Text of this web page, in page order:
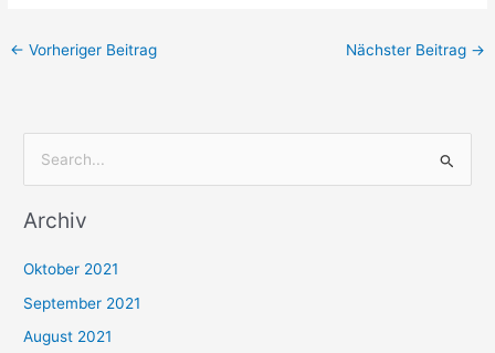
← Vorheriger Beitrag Nächster Beitrag →
c
n
n
Archiv
Oktober 2021
September 2021
August 2021